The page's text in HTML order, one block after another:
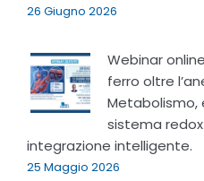
26 Giugno 2026
Webinar
ferro oltre
Metabolismo,
sistema
integrazione intelligente.
25 Maggio 2026